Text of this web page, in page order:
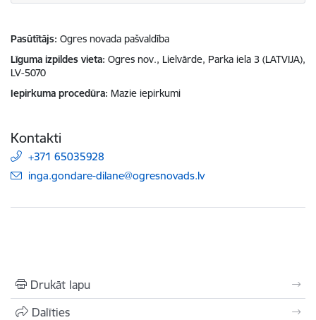
Pasūtītājs Ogres novada pašvaldība
Līguma izpildes vieta Ogres nov., Lielvārde, Parka iela 3 (LATVIJA),
LV-5070
Iepirkuma procedūra Mazie iepirkumi
Kontakti
+371 65035928
E-pasts:
inga.gondare-dilane@ogresnovads.lv
Drukāt lapu
Dalīties